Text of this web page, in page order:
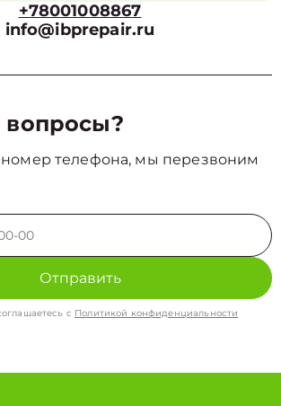
+78001008867
info@ibprepair.ru
вопросы?
номер телефона, мы перезвоним
Отправить
с Политикой конфиденциальности